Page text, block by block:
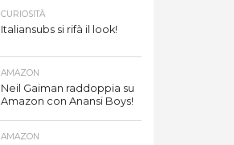
CURIOSITÀ
Italiansubs si rifà il look!
AMAZON
Neil Gaiman raddoppia su
Amazon con Anansi Boys!
AMAZON